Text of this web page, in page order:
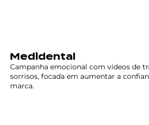
Medidental
Campanha emocional com vídeos de
sorrisos, focada em aumentar a
marca.